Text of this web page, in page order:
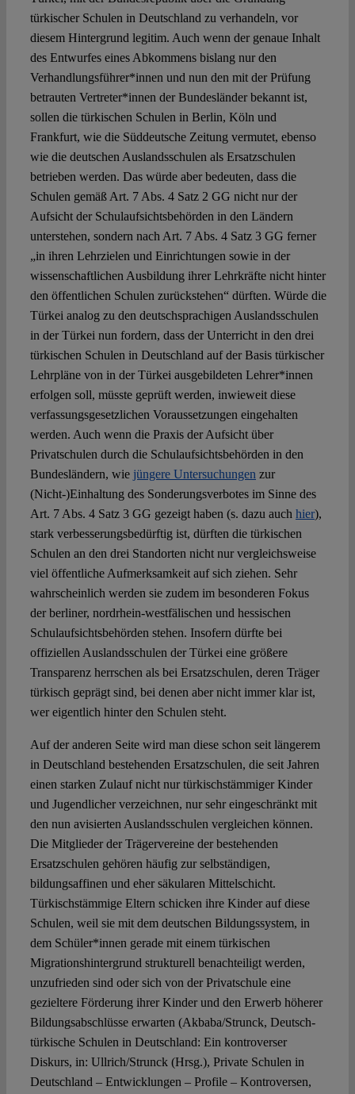
türkischer Schulen in Deutschland zu verhandeln, vor
diesem Hintergrund legitim. Auch wenn der genaue Inhalt
des Entwurfes eines Abkommens bislang nur den
Verhandlungsführer*innen und nun den mit der Prüfung
betrauten Vertreter*innen der Bundesländer bekannt ist,
sollen die türkischen Schulen in Berlin, Köln und
Frankfurt, wie die Süddeutsche Zeitung vermutet, ebenso
wie die deutschen Auslandsschulen als Ersatzschulen
betrieben werden. Das würde aber bedeuten, dass die
Schulen gemäß Art. 7 Abs. 4 Satz 2 GG nicht nur der
Aufsicht der Schulaufsichtsbehörden in den Ländern
unterstehen, sondern nach Art. 7 Abs. 4 Satz 3 GG ferner
„in ihren Lehrzielen und Einrichtungen sowie in der
wissenschaftlichen Ausbildung ihrer Lehrkräfte nicht hinter
den öffentlichen Schulen zurückstehen“ dürften. Würde die
Türkei analog zu den deutschsprachigen Auslandsschulen
in der Türkei nun fordern, dass der Unterricht in den drei
türkischen Schulen in Deutschland auf der Basis türkischer
Lehrpläne von in der Türkei ausgebildeten Lehrer*innen
erfolgen soll, müsste geprüft werden, inwieweit diese
verfassungsgesetzlichen Voraussetzungen eingehalten
werden. Auch wenn die Praxis der Aufsicht über
Privatschulen durch die Schulaufsichtsbehörden in den
Bundesländern, wie jüngere Untersuchungen zur
(Nicht-)Einhaltung des Sonderungsverbotes im Sinne des
Art. 7 Abs. 4 Satz 3 GG gezeigt haben (s. dazu auch hier),
stark verbesserungsbedürftig ist, dürften die türkischen
Schulen an den drei Standorten nicht nur vergleichsweise
viel öffentliche Aufmerksamkeit auf sich ziehen. Sehr
wahrscheinlich werden sie zudem im besonderen Fokus
der berliner, nordrhein-westfälischen und hessischen
Schulaufsichtsbehörden stehen. Insofern dürfte bei
offiziellen Auslandsschulen der Türkei eine größere
Transparenz herrschen als bei Ersatzschulen, deren Träger
türkisch geprägt sind, bei denen aber nicht immer klar ist,
wer eigentlich hinter den Schulen steht.
Auf der anderen Seite wird man diese schon seit längerem
in Deutschland bestehenden Ersatzschulen, die seit Jahren
einen starken Zulauf nicht nur türkischstämmiger Kinder
und Jugendlicher verzeichnen, nur sehr eingeschränkt mit
den nun avisierten Auslandsschulen vergleichen können.
Die Mitglieder der Trägervereine der bestehenden
Ersatzschulen gehören häufig zur selbständigen,
bildungsaffinen und eher säkularen Mittelschicht.
Türkischstämmige Eltern schicken ihre Kinder auf diese
Schulen, weil sie mit dem deutschen Bildungssystem, in
dem Schüler*innen gerade mit einem türkischen
Migrationshintergrund strukturell benachteiligt werden,
unzufrieden sind oder sich von der Privatschule eine
gezieltere Förderung ihrer Kinder und den Erwerb höherer
Bildungsabschlüsse erwarten (Akbaba/Strunck, Deutsch-
türkische Schulen in Deutschland: Ein kontroverser
Diskurs, in: Ullrich/Strunck (Hrsg.), Private Schulen in
Deutschland – Entwicklungen – Profile – Kontroversen,